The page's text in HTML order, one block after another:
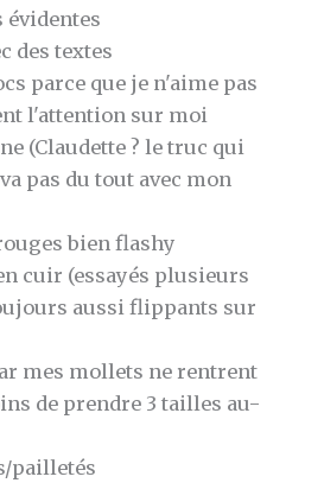
évidentes
des textes
parce que je n'aime pas
l'attention sur moi
(Claudette ? le truc qui
pas du tout avec mon
bien flashy
cuir (essayés plusieurs
aussi flippants sur
mes mollets ne rentrent
de prendre 3 tailles au-
pailletés